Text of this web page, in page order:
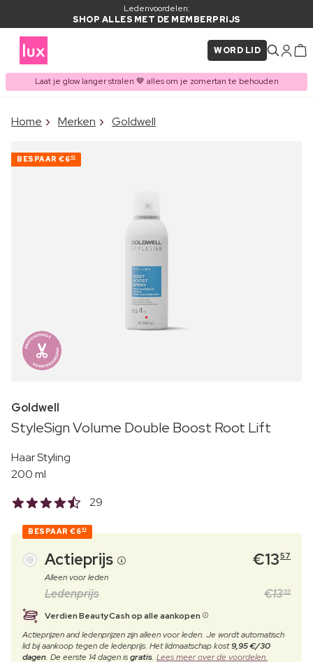
Ledenvoordelen:
SHOP ALLES MET DE MEMBERPRIJS
WORD LID
Laat je glow langer stralen 🤎 alles om je zomertan te behouden
ITEM TOEGEVOEGD AAN
Home Merken Goldwell
BESPAAR €642
Goldwell
StyleSign Volume Double Boost Root Lift
Haar Styling
200 ml
29
BESPAAR €642
Actieprijs €1357
Alleen voor leden
Ledenprijs €1399
Verdien BeautyCash op alle aankopen
Actieprijzen and ledenprijzen zijn alleen voor leden. Je wordt automatisch
lid bij aankoop tegen de ledenprijs. Het lidmaatschap kost9,95 €/30
dagen. De eerste 14 dagen isgratis. Lees meer over de voordelen.